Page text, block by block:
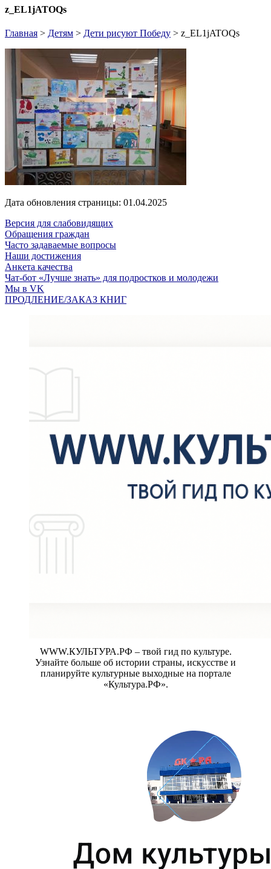
z_EL1jATOQs
Главная > Детям > Дети рисуют Победу > z_EL1jATOQs
Дата обновления страницы: 01.04.2025
Версия для слабовидящих
Обращения граждан
Часто задаваемые вопросы
Наши достижения
Анкета качества
Чат-бот «Лучше знать» для подростков и молодежи
Мы в VK
ПРОДЛЕНИЕ/ЗАКАЗ КНИГ
WWW.КУЛЬТУРА.РФ – твой гид по культуре.
Узнайте больше об истории страны, искусстве и
планируйте культурные выходные на портале
«Культура.РФ».